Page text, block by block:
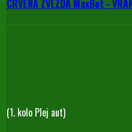
CRVENA ZVEZDA MaxBet -
(1. kolo Plej aut)